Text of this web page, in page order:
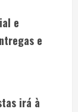
e
e
irá à